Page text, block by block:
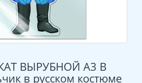
ВЫРУБНОЙ А3 В
в русском костюме